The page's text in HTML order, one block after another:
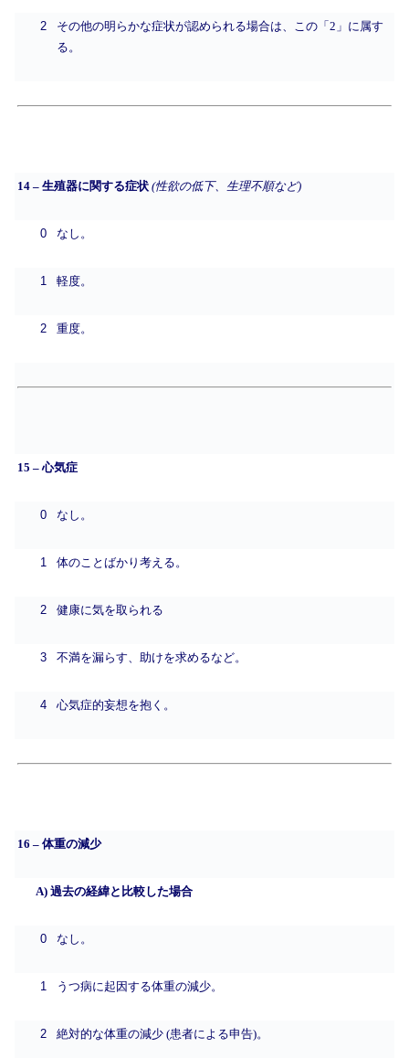
2
その他の明らかな症状が認められる場合は、この「2」に属す
る。
14 – 生殖器に関する症状 (性欲の低下、生理不順など)
0 なし。
1 軽度。
2 重度。
15 – 心気症
0 なし。
1 体のことばかり考える。
2 健康に気を取られる
3 不満を漏らす、助けを求めるなど。
4 心気症的妄想を抱く。
16 – 体重の減少
A) 過去の経緯と比較した場合
0 なし。
1 うつ病に起因する体重の減少。
2 絶対的な体重の減少 (患者による申告)。